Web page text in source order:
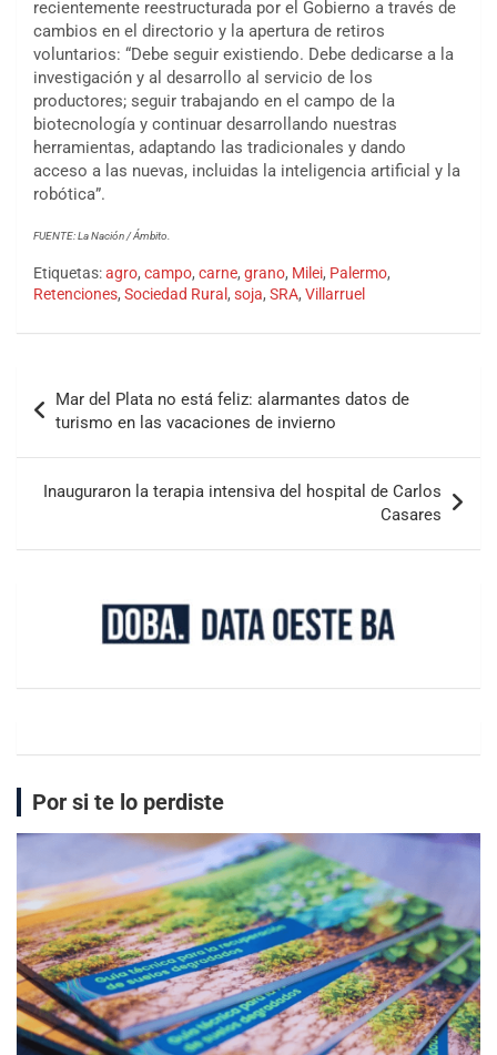
recientemente reestructurada por el Gobierno a través de
cambios en el directorio y la apertura de retiros
voluntarios: “Debe seguir existiendo. Debe dedicarse a la
investigación y al desarrollo al servicio de los
productores; seguir trabajando en el campo de la
biotecnología y continuar desarrollando nuestras
herramientas, adaptando las tradicionales y dando
acceso a las nuevas, incluidas la inteligencia artificial y la
robótica”.
FUENTE: La Nación / Ámbito.
Etiquetas:agro, campo, carne, grano, Milei, Palermo,
Retenciones, Sociedad Rural , soja, SRA, Villarruel
Mar del Plata no está feliz: alarmantes datos de
turismo en las vacaciones de invierno
Inauguraron la terapia intensiva del hospital de Carlos
Casares
Por si te lo perdiste